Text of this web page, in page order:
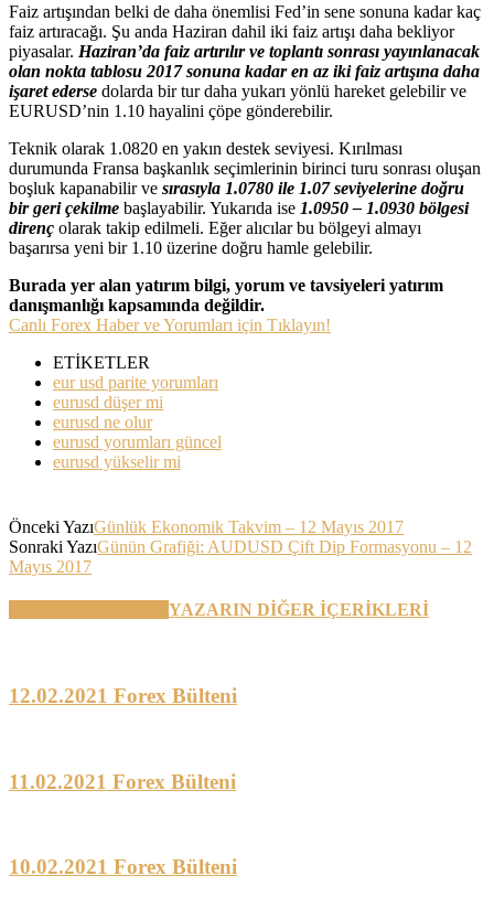
Faiz artışından belki de daha önemlisi Fed’in sene sonuna kadar kaç
faiz artıracağı. Şu anda Haziran dahil iki faiz artışı daha bekliyor
piyasalar. Haziran’da faiz artırılır ve toplantı sonrası yayınlanacak
olan nokta tablosu 2017 sonuna kadar en az iki faiz artışına daha
işaret ederse dolarda bir tur daha yukarı yönlü hareket gelebilir ve
EURUSD’nin 1.10 hayalini çöpe gönderebilir.
Teknik olarak 1.0820 en yakın destek seviyesi. Kırılması
durumunda Fransa başkanlık seçimlerinin birinci turu sonrası oluşan
boşluk kapanabilir ve sırasıyla 1.0780 ile 1.07 seviyelerine doğru
bir geri çekilme başlayabilir. Yukarıda ise 1.0950 – 1.0930 bölgesi
direnç olarak takip edilmeli. Eğer alıcılar bu bölgeyi almayı
başarırsa yeni bir 1.10 üzerine doğru hamle gelebilir.
Burada yer alan yatırım bilgi, yorum ve tavsiyeleri yatırım
danışmanlığı kapsamında değildir.
Canlı Forex Haber ve Yorumları için Tıklayın!
ETİKETLER
eur usd parite yorumları
eurusd düşer mi
eurusd ne olur
eurusd yorumları güncel
eurusd yükselir mi
Önceki YazıGünlük Ekonomik Takvim – 12 Mayıs 2017
Sonraki YazıGünün Grafiği: AUDUSD Çift Dip Formasyonu – 12
Mayıs 2017
YAZARIN DİĞER İÇERİKLERİ
12.02.2021 Forex Bülteni
11.02.2021 Forex Bülteni
10.02.2021 Forex Bülteni